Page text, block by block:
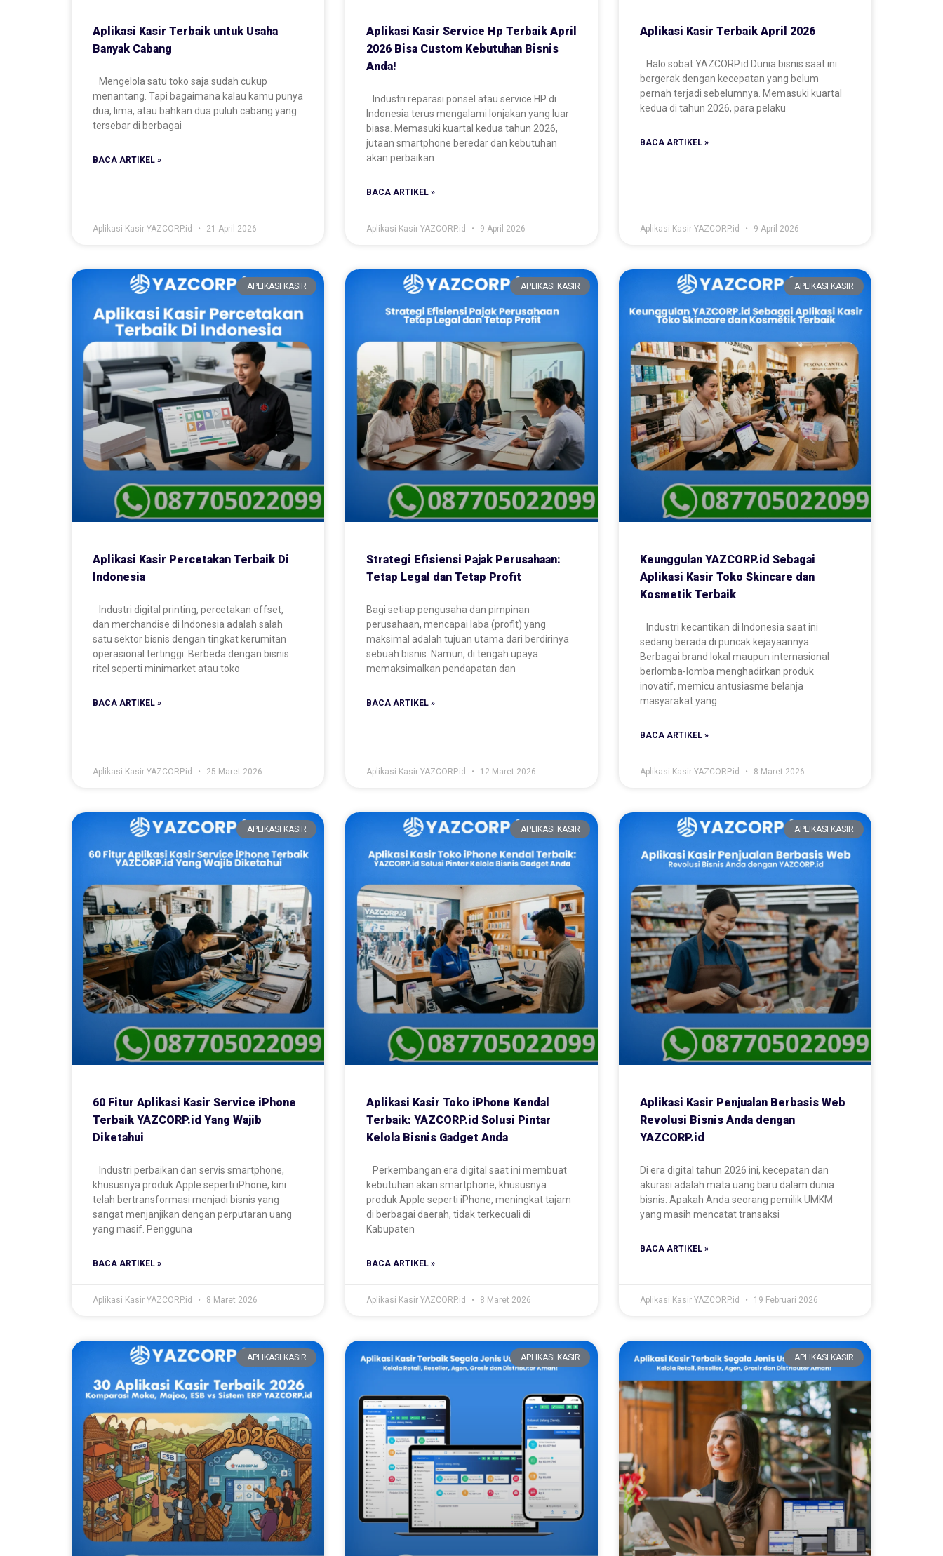
Aplikasi Kasir Terbaik untuk Usaha
Banyak Cabang
Mengelola satu toko saja sudah cukup
menantang. Tapi bagaimana kalau kamu punya
dua, lima, atau bahkan dua puluh cabang yang
tersebar di berbagai
BACA ARTIKEL »
Aplikasi Kasir YAZCORP.id 21 April 2026
Aplikasi Kasir Service Hp Terbaik April
2026 Bisa Custom Kebutuhan Bisnis
Anda!
Industri reparasi ponsel atau service HP di
Indonesia terus mengalami lonjakan yang luar
biasa. Memasuki kuartal kedua tahun 2026,
jutaan smartphone beredar dan kebutuhan
akan perbaikan
BACA ARTIKEL »
Aplikasi Kasir YAZCORP.id 9 April 2026
Aplikasi Kasir Terbaik April 2026
Halo sobat YAZCORP.id Dunia bisnis saat ini
bergerak dengan kecepatan yang belum
pernah terjadi sebelumnya. Memasuki kuartal
kedua di tahun 2026, para pelaku
BACA ARTIKEL »
Aplikasi Kasir YAZCORP.id 9 April 2026
APLIKASI KASIR
Aplikasi Kasir Percetakan Terbaik Di
Indonesia
Industri digital printing, percetakan offset,
dan merchandise di Indonesia adalah salah
satu sektor bisnis dengan tingkat kerumitan
operasional tertinggi. Berbeda dengan bisnis
ritel seperti minimarket atau toko
BACA ARTIKEL »
Aplikasi Kasir YAZCORP.id 25 Maret 2026
APLIKASI KASIR
Strategi Efisiensi Pajak Perusahaan:
Tetap Legal dan Tetap Profit
Bagi setiap pengusaha dan pimpinan
perusahaan, mencapai laba (profit) yang
maksimal adalah tujuan utama dari berdirinya
sebuah bisnis. Namun, di tengah upaya
memaksimalkan pendapatan dan
BACA ARTIKEL »
Aplikasi Kasir YAZCORP.id 12 Maret 2026
APLIKASI KASIR
Keunggulan YAZCORP.id Sebagai
Aplikasi Kasir Toko Skincare dan
Kosmetik Terbaik
Industri kecantikan di Indonesia saat ini
sedang berada di puncak kejayaannya.
Berbagai brand lokal maupun internasional
berlomba-lomba menghadirkan produk
inovatif, memicu antusiasme belanja
masyarakat yang
BACA ARTIKEL »
Aplikasi Kasir YAZCORP.id 8 Maret 2026
APLIKASI KASIR
60 Fitur Aplikasi Kasir Service iPhone
Terbaik YAZCORP.id Yang Wajib
Diketahui
Industri perbaikan dan servis smartphone,
khususnya produk Apple seperti iPhone, kini
telah bertransformasi menjadi bisnis yang
sangat menjanjikan dengan perputaran uang
yang masif. Pengguna
BACA ARTIKEL »
Aplikasi Kasir YAZCORP.id 8 Maret 2026
APLIKASI KASIR
Aplikasi Kasir Toko iPhone Kendal
Terbaik: YAZCORP.id Solusi Pintar
Kelola Bisnis Gadget Anda
Perkembangan era digital saat ini membuat
kebutuhan akan smartphone, khususnya
produk Apple seperti iPhone, meningkat tajam
di berbagai daerah, tidak terkecuali di
Kabupaten
BACA ARTIKEL »
Aplikasi Kasir YAZCORP.id 8 Maret 2026
APLIKASI KASIR
Aplikasi Kasir Penjualan Berbasis Web
Revolusi Bisnis Anda dengan
YAZCORP.id
Di era digital tahun 2026 ini, kecepatan dan
akurasi adalah mata uang baru dalam dunia
bisnis. Apakah Anda seorang pemilik UMKM
yang masih mencatat transaksi
BACA ARTIKEL »
Aplikasi Kasir YAZCORP.id 19 Februari 2026
APLIKASI KASIR APLIKASI KASIR APLIKASI KASIR